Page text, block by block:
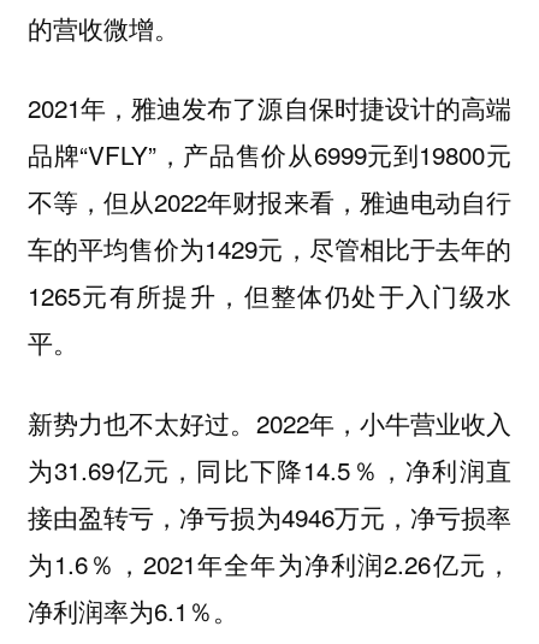
的营收微增。
2021年，雅迪发布了源自保时捷设计的高端
品牌“VFLY”，产品售价从6999元到19800元
不等，但从2022年财报来看，雅迪电动自行
车的平均售价为1429元，尽管相比于去年的
1265元有所提升，但整体仍处于入门级水
平。
新势力也不太好过。2022年，小牛营业收入
为31.69亿元，同比下降14.5％，净利润直
接由盈转亏，净亏损为4946万元，净亏损率
为1.6％，2021年全年为净利润2.26亿元，
净利润率为6.1％。